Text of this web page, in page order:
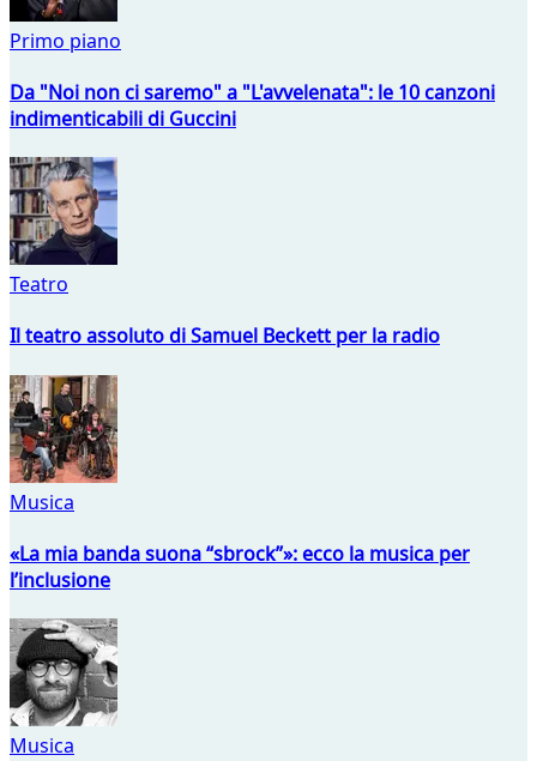
Primo piano
Da "Noi non ci saremo" a "L'avvelenata": le 10 canzoni
indimenticabili di Guccini
Teatro
Il teatro assoluto di Samuel Beckett per la radio
Musica
«La mia banda suona “sbrock”»: ecco la musica per
l’inclusione
Musica